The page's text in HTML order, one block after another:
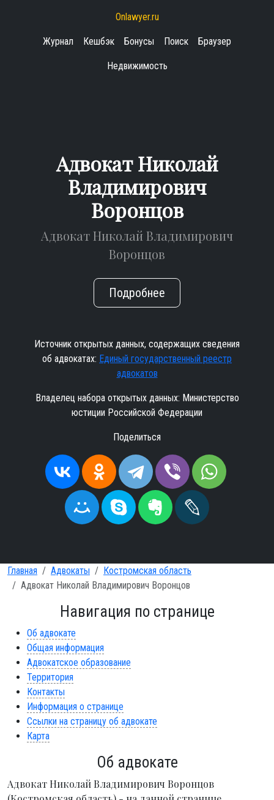
Onlawyer.ru
Журнал Кешбэк Бонусы Поиск Браузер
Недвижимость
Адвокат Николай
Владимирович
Воронцов
Адвокат Николай Владимирович
Воронцов
Подробнее
Источник открытых данных, содержащих сведения
об адвокатах: Единый государственный реестр
адвокатов
Владелец набора открытых данных: Министерство
юстиции Российской Федерации
Поделиться
Главная Адвокаты
Костромская область
Адвокат Николай Владимирович Воронцов
Навигация по странице
Об адвокате
Общая информация
Адвокатское образование
Территория
Контакты
Информация о странице
Ссылки на страницу об адвокате
Карта
Об адвокате
Адвокат Николай Владимирович Воронцов